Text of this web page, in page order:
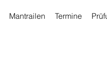
Mantrailen Termine